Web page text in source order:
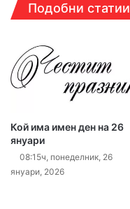
Подобни статии
Кой има имен ден на 26
януари
08:15ч, понеделник, 26
януари, 2026